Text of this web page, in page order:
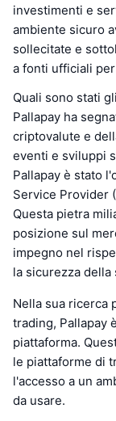
investimenti e
ambiente sicuro
sollecitate e
a fonti ufficiali
Quali sono stati
Pallapay ha
criptovalute e
eventi e sviluppi
Pallapay è stato
Service Provider
Questa pietra
posizione sul
impegno nel
la sicurezza della
Nella sua ricerca
trading, Pallapay
piattaforma.
le piattaforme di
l'accesso a un
da usare.